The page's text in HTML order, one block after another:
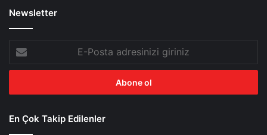
Newsletter
Posta
adresinizi
En Çok Takip Edilenler